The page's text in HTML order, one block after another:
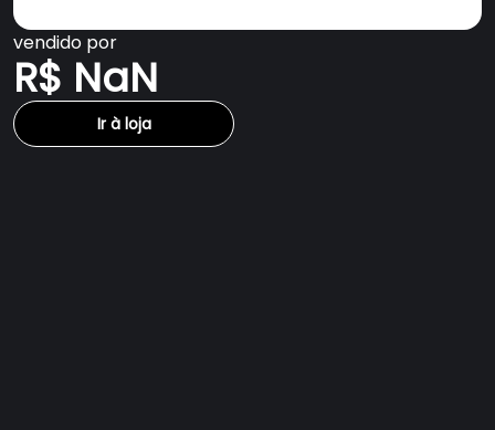
vendido por
R$ NaN
Ir à loja